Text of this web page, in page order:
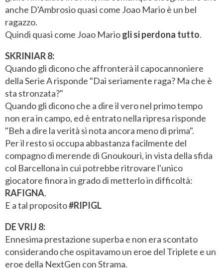
anche D'Ambrosio quasi come Joao Mario è un bel
ragazzo.
Quindi quasi come Joao Mariogli si perdona tutto.
SKRINIAR 8:
Quando gli dicono che affronterà il capocannoniere
della Serie A risponde "Dai seriamente raga? Ma che è
sta stronzata?"
Quando gli dicono che a dire il vero nel primo tempo
non era in campo, ed è entrato nella ripresa risponde
"Beh a dire la verità si nota ancora meno di prima".
Per il resto si occupa abbastanza facilmente del
compagno di merende di Gnoukouri, in vista della sfida
col Barcellona in cui potrebbe ritrovare l'unico
giocatore finora in grado di metterlo in difficoltà:
RAFIGNA.
E a tal proposito#RIPIGL
DE VRIJ 8:
Ennesima prestazione superba e non era scontato
considerando che ospitavamo un eroe del Triplete e un
eroe della NextGen con Strama.